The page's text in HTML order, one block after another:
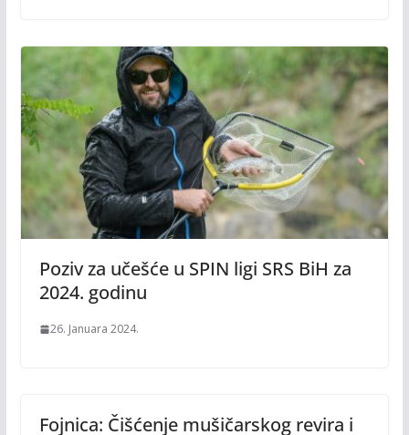
Poziv za učešće u SPIN ligi SRS BiH za
2024. godinu
26. Januara 2024.
Fojnica: Čišćenje mušičarskog revira i